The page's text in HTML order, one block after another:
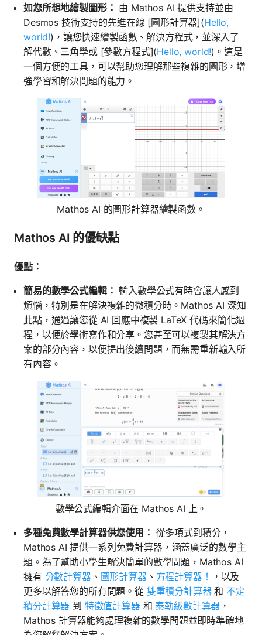
如您所想地繪製圖形： 由 Mathos AI 提供支持並由
Desmos 技術支持的先進在線 [圖形計算器](Hello,
world!)，讓您快速繪製函數、解決方程式，並深入了
解代數、三角學或 [參數方程式](Hello, world!)。這是
一個方便的工具，可以幫助您理解那些複雜的圖形，增
強學習和解決問題的能力。
Mathos AI 的圖形計算器繪製函數。
Mathos AI 的優缺點
優點：
簡易的數學公式編輯： 輸入數學公式有時會讓人感到
煩惱，特別是在解決複雜的微積分時。Mathos AI 深知
此點，通過讓您從 AI 回應中複製 LaTeX 代碼來簡化過
程，以便於學術寫作和分享。您甚至可以複製其解決方
案的部分內容，以便提出後續問題，而無需重新輸入所
有內容。
數學公式編輯介面在 Mathos AI 上。
多種免費數學計算器供您使用： 從多項式到積分，
Mathos AI 提供一系列免費計算器，涵蓋廣泛的數學主
題。為了幫助小學生解決簡單的數學問題，Mathos AI
擁有 分數計算器、 圖形計算器、 方程計算器！
，以及
更多以解答您的所有問題。從 雙重積分計算器和 不定
積分計算器 到 特徵值計算器和泰勒級數計算器 ，
Mathos 計算器能夠處理複雜的數學問題並即時準確地